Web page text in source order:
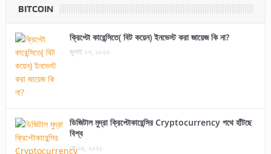
BITCOIN
ক্রিপ্টো কারেন্সিতে( বিট কয়েন) ইনভেস্ট করা জায়েজ কি না?
জুলাই ২৭, ২০২৩
ডিজিটাল মুদ্রা ক্রিপ্টোকারেন্সির Cryptocurrency পথে হাঁটছে
বিশ্ব
মে ০৫, ২০২১